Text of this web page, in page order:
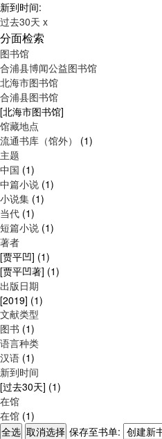
新到时间:
过去30天 x
分面检索
图书馆
合浦县博闻公益图书馆
北海市图书馆
合浦县图书馆
[北海市图书馆]
馆藏地点
流通书库（馆外） (1)
主题
中国 (1)
中篇小说 (1)
小说集 (1)
当代 (1)
短篇小说 (1)
著者
[贾平凹] (1)
[贾平凹著] (1)
出版日期
[2019] (1)
文献类型
图书 (1)
语言种类
汉语 (1)
新到时间
[过去30天] (1)
在馆
在馆 (1)
保存至书单: